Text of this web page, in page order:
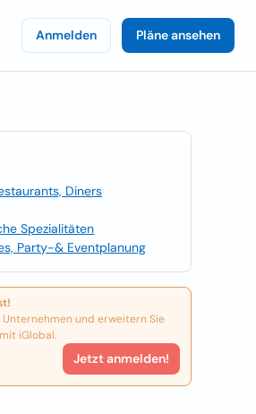
Anmelden Pläne ansehen
Diners
Spezialitäten
Party-& Eventplanung
und erweitern Sie
iGlobal.
Jetzt anmelden!